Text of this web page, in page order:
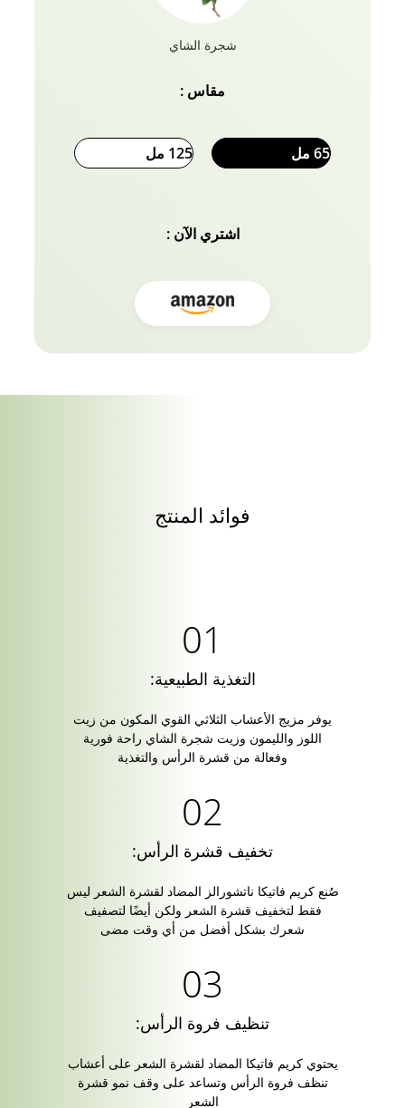
شجرة الشاي
مقاس :
65 مل 125 مل
اشتري الآن :
فوائد المنتج
التغذية الطبيعية:
يوفر مزيج الأعشاب الثلاثي القوي المكون من زيت
اللوز والليمون وزيت شجرة الشاي راحة فورية
وفعالة من قشرة الرأس والتغذية
تخفيف قشرة الرأس:
صُنع كريم فاتيكا ناتشورالز المضاد لقشرة الشعر ليس
فقط لتخفيف قشرة الشعر ولكن أيضًا لتصفيف
شعرك بشكل أفضل من أي وقت مضى
تنظيف فروة الرأس:
يحتوي كريم فاتيكا المضاد لقشرة الشعر على أعشاب
تنظف فروة الرأس وتساعد على وقف نمو قشرة
الشعر